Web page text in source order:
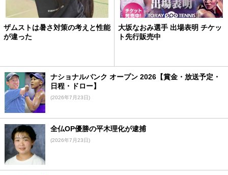
ザムストは暑さ対策の考えと性能
が違った
大坂なおみ選手 出場表明 チケッ
ト先行販売中
ナショナルバンク オープン 2026【賞金・放送予定・
日程・ドロー】
(2026年7月23日)
全仏OP優勝の平木理化が逮捕
(2026年7月23日)